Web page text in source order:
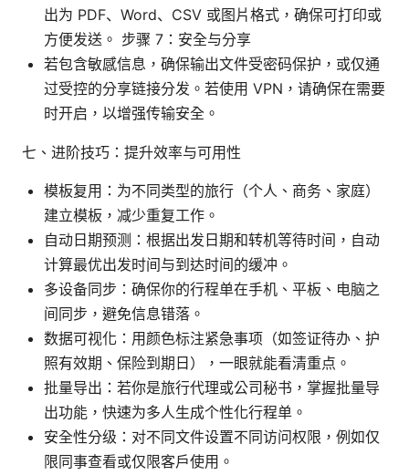
出为 PDF、Word、CSV 或图片格式，确保可打印或
方便发送。 步骤 7：安全与分享
若包含敏感信息，确保输出文件受密码保护，或仅通
过受控的分享链接分发。若使用 VPN，请确保在需要
时开启，以增强传输安全。
七、进阶技巧：提升效率与可用性
模板复用：为不同类型的旅行（个人、商务、家庭）
建立模板，减少重复工作。
自动日期预测：根据出发日期和转机等待时间，自动
计算最优出发时间与到达时间的缓冲。
多设备同步：确保你的行程单在手机、平板、电脑之
间同步，避免信息错落。
数据可视化：用颜色标注紧急事项（如签证待办、护
照有效期、保险到期日），一眼就能看清重点。
批量导出：若你是旅行代理或公司秘书，掌握批量导
出功能，快速为多人生成个性化行程单。
安全性分级：对不同文件设置不同访问权限，例如仅
限同事查看或仅限客户使用。